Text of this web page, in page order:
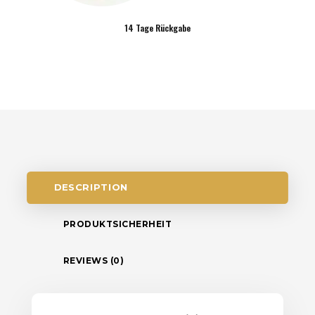
14 Tage Rückgabe
DESCRIPTION
PRODUKTSICHERHEIT
REVIEWS (0)